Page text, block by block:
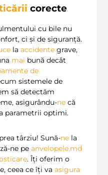
corecte
cu bile nu
ci și de siguranță.
la accidente grave,
mai bună decât
de
sistemele de
să detectăm
asigurându-ne că
parametrii optimi.
târziu! Sună-ne la
ne pe anvelopele.md
. Îți oferim o
ceea ce îți va asigura